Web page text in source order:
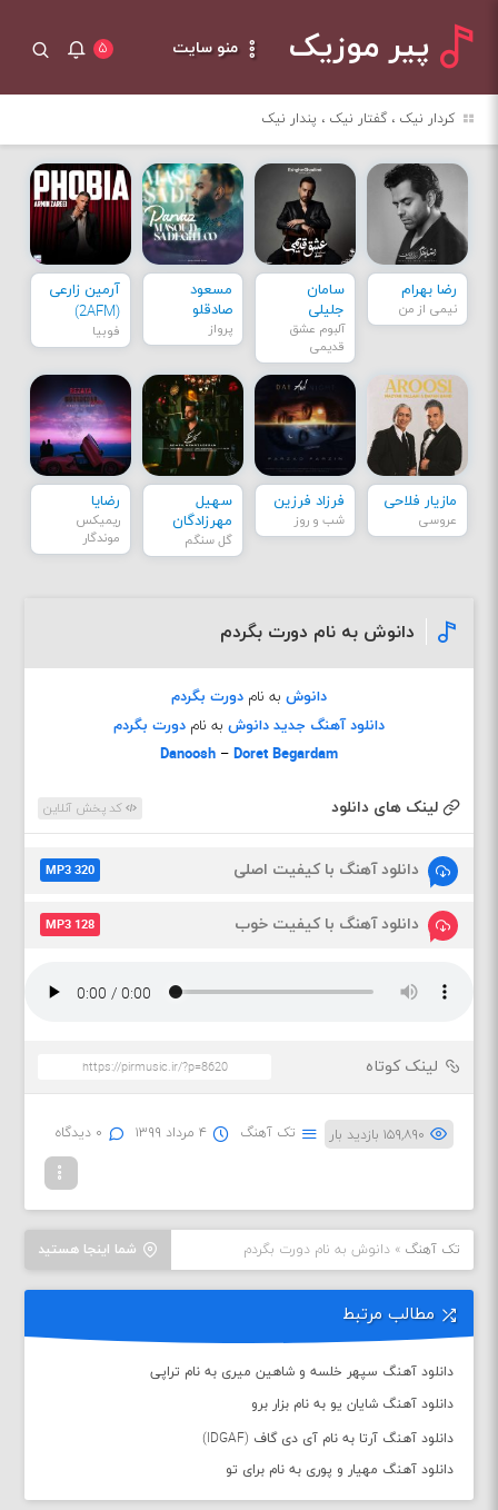
پیر موزیک منو سایت ۵
کردار نیک ، گفتار نیک ، پندار نیک
رضا بهرام
نیمی از من
سامان
جلیلی
آلبوم عشق
قدیمی
مسعود
صادقلو
پرواز
آرمین زارعی
(2AFM)
فوبیا
مازیار فلاحی
عروسی
فرزاد فرزین
شب و روز
سهیل
مهرزادگان
گل سنگم
رضایا
ریمیکس
موندگار
دانوش به نام دورت بگردم
دانوش به نام دورت بگردم
دانلود آهنگ جدید دانوش به نام دورت بگردم
Danoosh – Doret Begardam
لینک های دانلود کد پخش آنلاین
دانلود آهنگ با کیفیت اصلی MP3 320
دانلود آهنگ با کیفیت خوب MP3 128
لینک کوتاه
۱۵۹,۸۹۰ بازدید بار تک آهنگ ۴ مرداد ۱۳۹۹ ۰ دیدگاه
شما اینجا هستید تک آهنگ »دانوش به نام دورت بگردم
مطالب مرتبط
دانلود آهنگ سپهر خلسه و شاهین میری به نام تراپی
دانلود آهنگ شایان یو به نام بزار برو
دانلود آهنگ آرتا به نام آی دی گاف (IDGAF)
دانلود آهنگ مهیار و پوری به نام برای تو